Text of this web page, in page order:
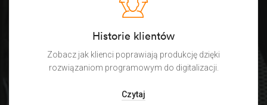
Historie klientów
Zobacz jak klienci poprawiają produkcję dzięki
rozwiązaniom programowym do digitalizacji.
Czytaj